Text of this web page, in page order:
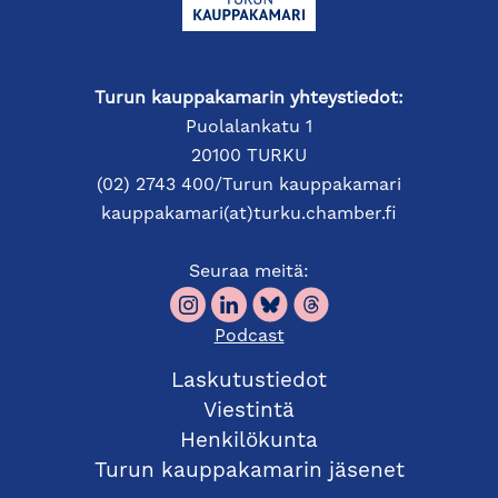
talouden ja hallinnon organisoimiseen Ruotsissa.
WTC Turku ja Enterprise Europe
Finsve-terveiset,Tua Takasu, projektijohtaja,
Johda oikein Ruotsin markkinoilla
Riikka Hackselius-Fonsén, Punda Globalin
toimitusjohtaja ja Tero Fonsén
, Punda Globalin
Turun kauppakamarin yhteystiedot:
Puolalankatu 1
20100 TURKU
(02) 2743 400/Turun kauppakamari
kauppakamari(at)turku.chamber.fi
Seuraa meitä:
Podcast
Laskutustiedot
Viestintä
Henkilökunta
Turun kauppakamarin jäsenet